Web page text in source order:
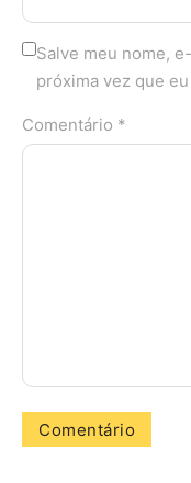
Salve meu nome,
próxima vez que
Comentário *